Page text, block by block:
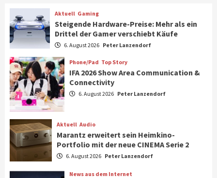
6
7
Smart Living Top Story
Verbraucher setzen immer mehr auf
1
Aktuell
Steigende Hardware-Preise: Mehr als ein
Drittel der Gamer verschiebt Käufe
2
Phone/Pad Top Story
IFA 2026 Show Area Communication &
Connectivity
Aktuell Gaming
Steigende Hardware-Preise: Mehr als ein
Drittel der Gamer verschiebt Käufe
6. August 2026 Peter Lanzendorf
Phone/Pad Top Story
IFA 2026 Show Area Communication &
Connectivity
6. August 2026 Peter Lanzendorf
Aktuell Audio
Marantz erweitert sein Heimkino-
Portfolio mit der neue CINEMA Serie 2
6. August 2026 Peter Lanzendorf
News aus dem Internet